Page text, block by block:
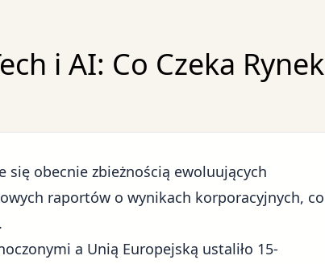
i AI: Co Czeka Rynek
się obecnie zbieżnością ewoluujących
raportów o wynikach korporacyjnych, co
a Unią Europejską ustaliło 15-